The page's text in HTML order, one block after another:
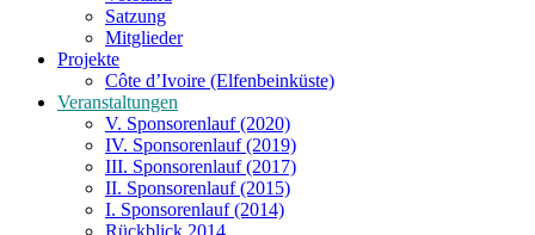
Satzung
Mitglieder
Projekte
Côte d’Ivoire (Elfenbeinküste)
Veranstaltungen
V. Sponsorenlauf (2020)
IV. Sponsorenlauf (2019)
III. Sponsorenlauf (2017)
II. Sponsorenlauf (2015)
I. Sponsorenlauf (2014)
Rückblick 2014